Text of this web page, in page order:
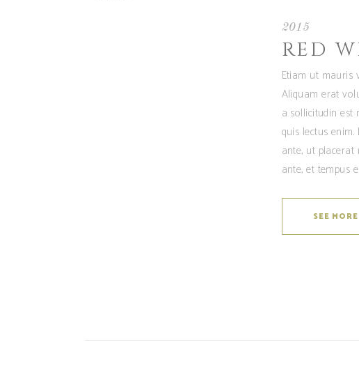
2015
RED
Etiam ut mauris
Aliquam erat
a sollicitudin est
quis lectus
ante, ut
ante, et tempus
SEE MORE